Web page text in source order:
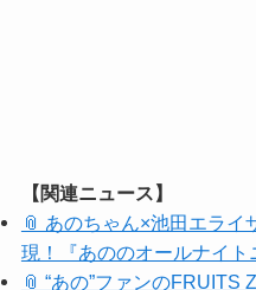
【関連ニュース】
📎 あのちゃん×池田エラ
現！『あののオールナイ
📎 “あの”ファンの